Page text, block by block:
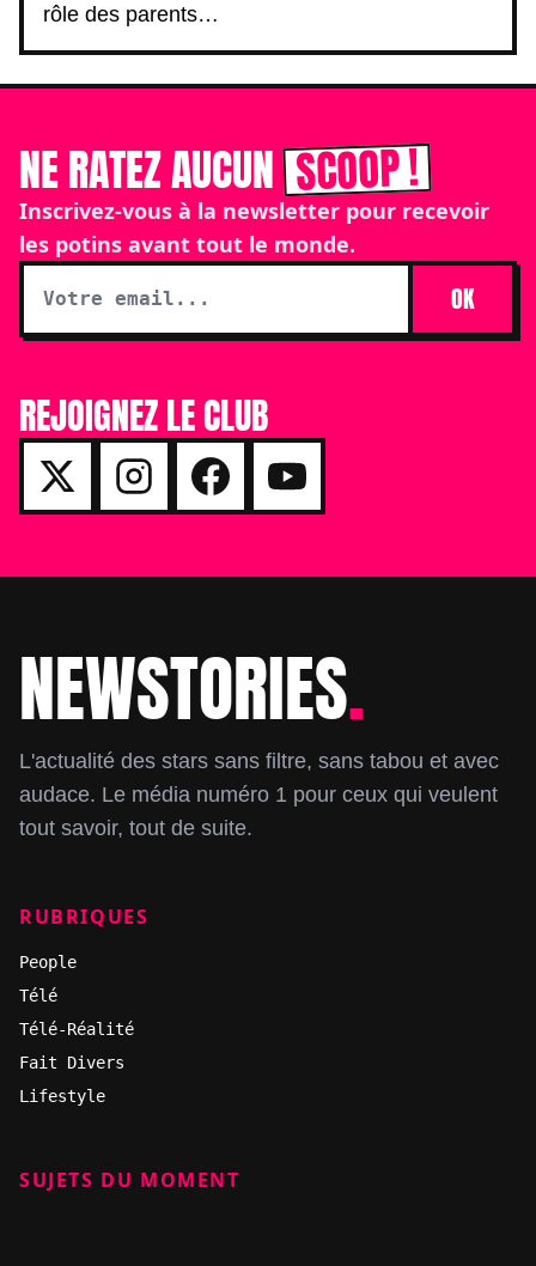
rôle des parents…
NE RATEZ AUCUNSCOOP !
Inscrivez-vous à la newsletter pour recevoir
les potins avant tout le monde.
OK
REJOIGNEZ LE CLUB
FooterNEWSTORIES.
L'actualité des stars sans filtre, sans tabou et avec
audace. Le média numéro 1 pour ceux qui veulent
tout savoir, tout de suite.
RUBRIQUES
People
Télé
Télé-Réalité
Fait Divers
Lifestyle
SUJETS DU MOMENT